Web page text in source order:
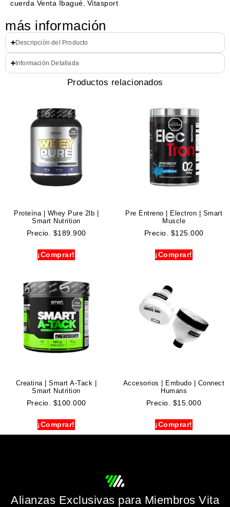
cuerda Venta Ibagué Vitasport
más información
Descripción del Producto
Información Detallada
Productos relacionados
Proteína | Whey Pure 2lb |
Smart Nutrition
Precio. $189.900
¡Comprar!
Pre Entreno | Electron | Smart
Muscle
Precio. $125.000
¡Comprar!
Creatina | Smart A-Tack |
Smart Nutrition
Precio. $100.000
¡Comprar!
Accesorios | Embudo | Connect
Humans
Precio. $15.000
¡Comprar!
Alianzas Exclusivas para Miembros Vita